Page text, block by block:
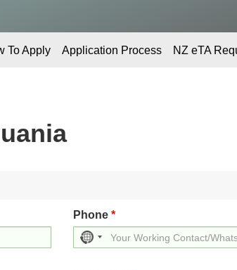
To Apply Application Process NZ eTA
Phone *
No
country